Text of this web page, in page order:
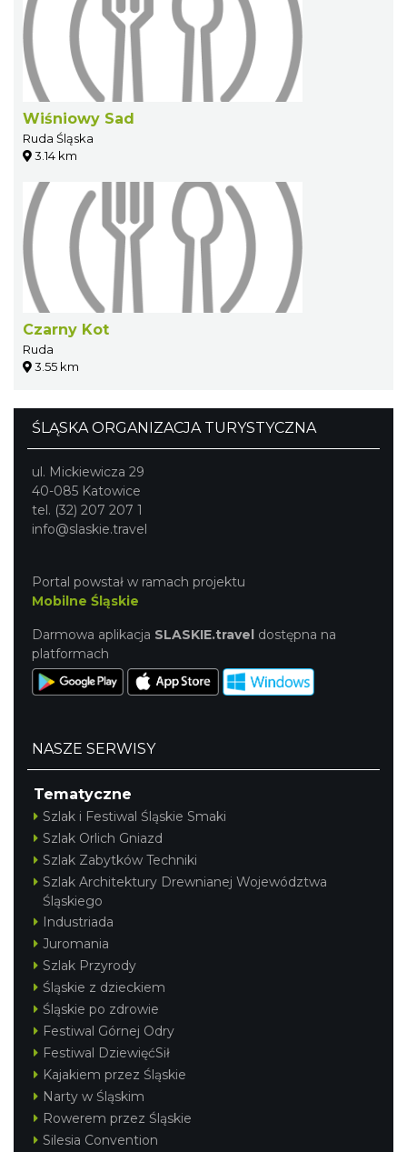
Wiśniowy Sad
Ruda Śląska
3.14 km
Czarny Kot
Ruda
3.55 km
ŚLĄSKA ORGANIZACJA TURYSTYCZNA
ul. Mickiewicza 29
40-085 Katowice
tel. (32) 207 207 1
info@slaskie.travel
Portal powstał w ramach projektu
Mobilne Śląskie
Darmowa aplikacja SLASKIE.travel dostępna na
platformach
NASZE SERWISY
Tematyczne
Szlak i Festiwal Śląskie Smaki
Szlak Orlich Gniazd
Szlak Zabytków Techniki
Szlak Architektury Drewnianej Województwa
Śląskiego
Industriada
Juromania
Szlak Przyrody
Śląskie z dzieckiem
Śląskie po zdrowie
Festiwal Górnej Odry
Festiwal DziewięćSił
Kajakiem przez Śląskie
Narty w Śląskim
Rowerem przez Śląskie
Silesia Convention